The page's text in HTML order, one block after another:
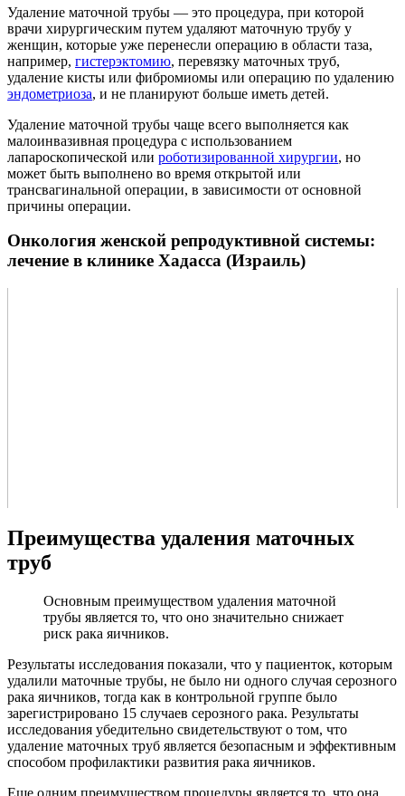
Удаление маточной трубы — это процедура, при которой
врачи хирургическим путем удаляют маточную трубу у
женщин, которые уже перенесли операцию в области таза,
например, гистерэктомию, перевязку маточных труб,
удаление кисты или фибромиомы или операцию по удалению
эндометриоза, и не планируют больше иметь детей.
Удаление маточной трубы чаще всего выполняется как
малоинвазивная процедура с использованием
лапароскопической или роботизированной хирургии, но
может быть выполнено во время открытой или
трансвагинальной операции, в зависимости от основной
причины операции.
Онкология женской репродуктивной системы:
лечение в клинике Хадасса (Израиль)
Преимущества удаления маточных
труб
Основным преимуществом удаления маточной
трубы является то, что оно значительно снижает
риск рака яичников.
Результаты исследования показали, что у пациенток, которым
удалили маточные трубы, не было ни одного случая серозного
рака яичников, тогда как в контрольной группе было
зарегистрировано 15 случаев серозного рака. Результаты
исследования убедительно свидетельствуют о том, что
удаление маточных труб является безопасным и эффективным
способом профилактики развития рака яичников.
Еще одним преимуществом процедуры является то, что она